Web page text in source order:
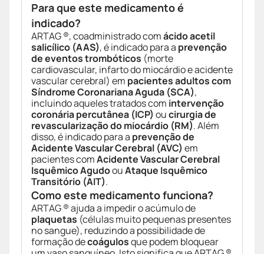
Para que este medicamento é
indicado?
ARTAG ®, coadministrado comácido acetil
salicílico (AAS), é indicado para a prevenção
de eventos trombóticos (morte
cardiovascular, infarto do miocárdio e acidente
vascular cerebral) em pacientes adultos com
Síndrome Coronariana Aguda (SCA),
incluindo aqueles tratados com intervenção
coronária percutânea (ICP) oucirurgia de
revascularização do miocárdio (RM). Além
disso, é indicado para a prevenção de
Acidente Vascular Cerebral (AVC) em
pacientes comAcidente Vascular Cerebral
Isquêmico AgudoouAtaque Isquêmico
Transitório (AIT).
Como este medicamento funciona?
ARTAG ® ajuda a impedir o acúmulo de
plaquetas (células muito pequenas presentes
no sangue), reduzindo a possibilidade de
formação decoágulosque podem bloquear